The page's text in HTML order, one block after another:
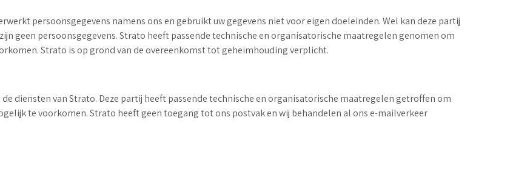
persoonsgegevens namens ons en gebruikt uw gegevens niet voor eigen doeleinden. Wel kan deze partij
geen persoonsgegevens. Strato heeft passende technische en organisatorische maatregelen genomen om
Strato is op grond van de overeenkomst tot geheimhouding verplicht.
diensten van Strato. Deze partij heeft passende technische en organisatorische maatregelen getroffen om
te voorkomen. Strato heeft geen toegang tot ons postvak en wij behandelen al ons e-mailverkeer